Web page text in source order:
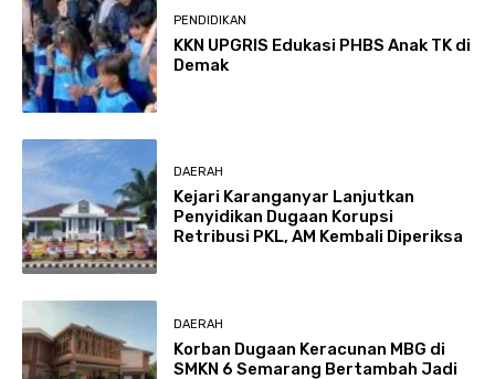
PENDIDIKAN
KKN UPGRIS Edukasi PHBS Anak TK di
Demak
DAERAH
Kejari Karanganyar Lanjutkan
Penyidikan Dugaan Korupsi
Retribusi PKL, AM Kembali Diperiksa
DAERAH
Korban Dugaan Keracunan MBG di
SMKN 6 Semarang Bertambah Jadi